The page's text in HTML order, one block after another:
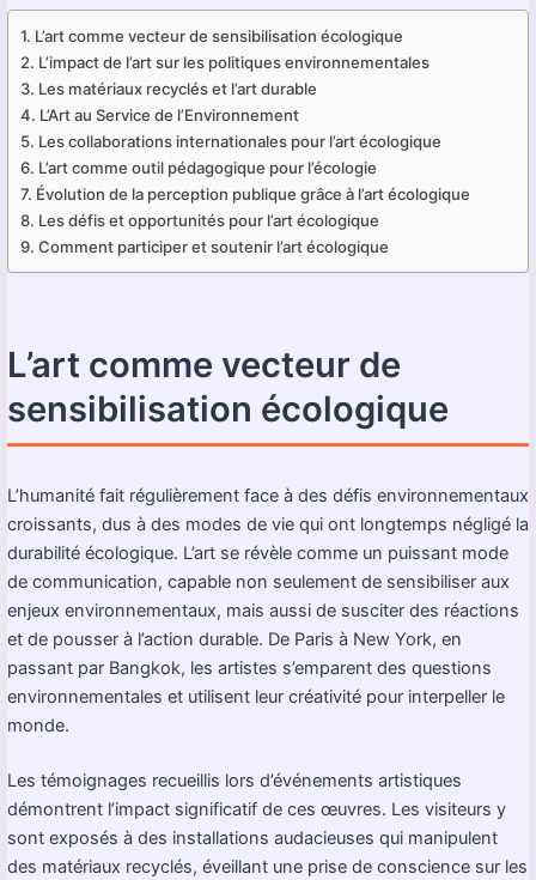
L’art comme vecteur de sensibilisation écologique
L’impact de l’art sur les politiques environnementales
Les matériaux recyclés et l’art durable
L’Art au Service de l’Environnement
Les collaborations internationales pour l’art écologique
L’art comme outil pédagogique pour l’écologie
Évolution de la perception publique grâce à l’art écologique
Les défis et opportunités pour l’art écologique
Comment participer et soutenir l’art écologique
L’art comme vecteur de
sensibilisation écologique
L’humanité fait régulièrement face à des défis environnementaux
croissants, dus à des modes de vie qui ont longtemps négligé la
durabilité écologique. L’art se révèle comme un puissant mode
de communication, capable non seulement de sensibiliser aux
enjeux environnementaux, mais aussi de susciter des réactions
et de pousser à l’action durable. De Paris à New York, en
passant par Bangkok, les artistes s’emparent des questions
environnementales et utilisent leur créativité pour interpeller le
monde.
Les témoignages recueillis lors d’événements artistiques
démontrent l’impact significatif de ces œuvres. Les visiteurs y
sont exposés à des installations audacieuses qui manipulent
des matériaux recyclés, éveillant une prise de conscience sur les